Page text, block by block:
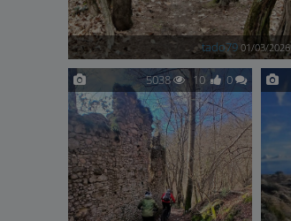
tado79 01/03/2026
5038 10 0